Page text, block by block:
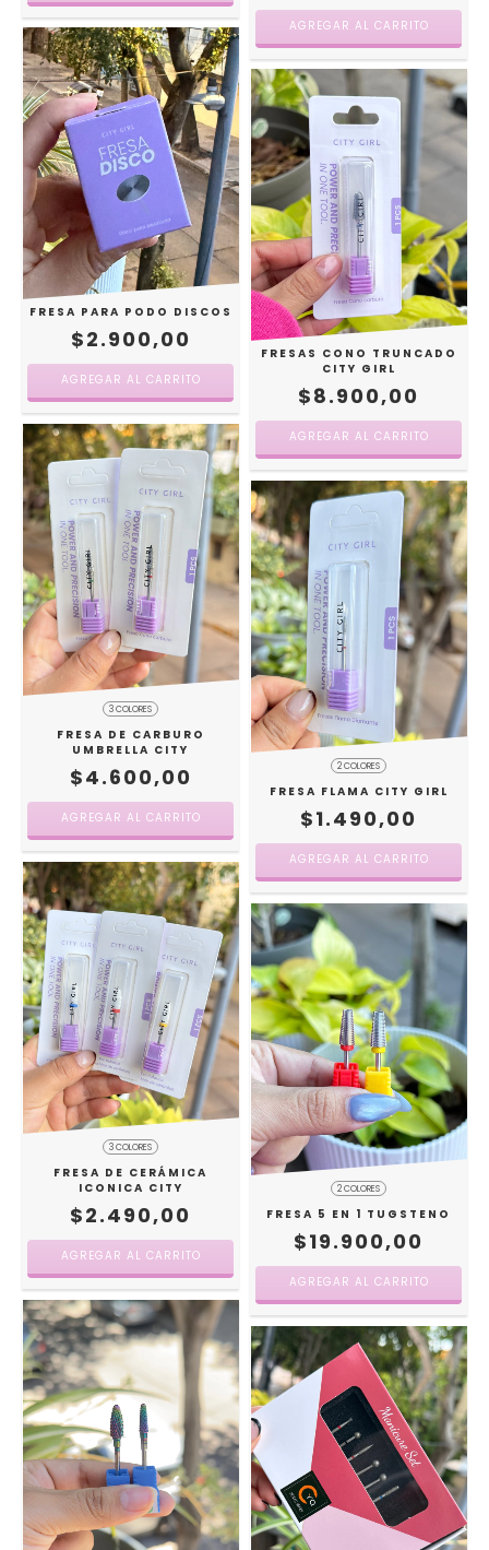
AGREGAR AL CARRITO
FRESA PARA PODO DISCOS
$2.900,00
FRESAS CONO TRUNCADO
CITY GIRL
$8.900,00
3 COLORES
FRESA DE CARBURO
UMBRELLA CITY
$4.600,00
AGREGAR AL CARRITO
2 COLORES
FRESA FLAMA CITY GIRL
$1.490,00
AGREGAR AL CARRITO
3 COLORES
FRESA DE CERÁMICA
ICONICA CITY
$2.490,00
AGREGAR AL CARRITO
2 COLORES
FRESA 5 EN 1 TUGSTENO
$19.900,00
AGREGAR AL CARRITO